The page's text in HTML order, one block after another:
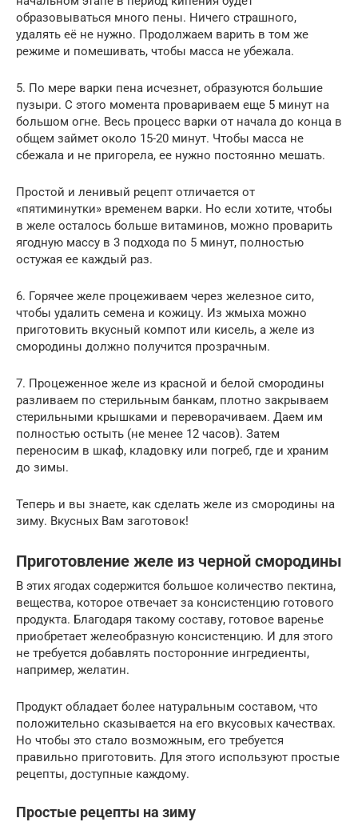
образовываться много пены. Ничего страшного,
удалять её не нужно. Продолжаем варить в том же
режиме и помешивать, чтобы масса не убежала.
5. По мере варки пена исчезнет, образуются большие
пузыри. С этого момента провариваем еще 5 минут на
большом огне. Весь процесс варки от начала до конца в
общем займет около 15-20 минут. Чтобы масса не
сбежала и не пригорела, ее нужно постоянно мешать.
Простой и ленивый рецепт отличается от
«пятиминутки» временем варки. Но если хотите, чтобы
в желе осталось больше витаминов, можно проварить
ягодную массу в 3 подхода по 5 минут, полностью
остужая ее каждый раз.
6. Горячее желе процеживаем через железное сито,
чтобы удалить семена и кожицу. Из жмыха можно
приготовить вкусный компот или кисель, а желе из
смородины должно получится прозрачным.
7. Процеженное желе из красной и белой смородины
разливаем по стерильным банкам, плотно закрываем
стерильными крышками и переворачиваем. Даем им
полностью остыть (не менее 12 часов). Затем
переносим в шкаф, кладовку или погреб, где и храним
до зимы.
Теперь и вы знаете, как сделать желе из смородины на
зиму. Вкусных Вам заготовок!
Приготовление желе из черной смородины
В этих ягодах содержится большое количество пектина,
вещества, которое отвечает за консистенцию готового
продукта. Благодаря такому составу, готовое варенье
приобретает желеобразную консистенцию. И для этого
не требуется добавлять посторонние ингредиенты,
например, желатин.
Продукт обладает более натуральным составом, что
положительно сказывается на его вкусовых качествах.
Но чтобы это стало возможным, его требуется
правильно приготовить. Для этого используют простые
рецепты, доступные каждому.
Простые рецепты на зиму